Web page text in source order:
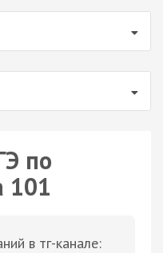
по
101
в тг-канале: